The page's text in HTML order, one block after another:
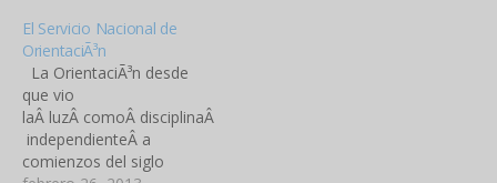
como: el desarrollo
vocacional, madurez
vocacional, decisiÃ³n /
indecisiÃ³n, interÃ©s
profesional, satisfacciÃ³n
laboral, motivaciÃ³n hacia
el trabajo; y variables
El Servicio Nacional de
OrientaciÃ³n
La OrientaciÃ³n desde
que vio
laÂ luzÂ comoÂ disciplinaÂ
independienteÂ a
comienzos del siglo